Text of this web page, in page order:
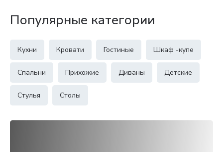
Популярные категории
Кухни Кровати Гостиные Шкаф -купе
Спальни Прихожие Диваны Детские
Стулья Столы